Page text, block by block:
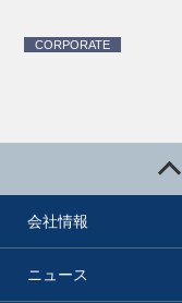
CORPORATE
会社情報
ニュース